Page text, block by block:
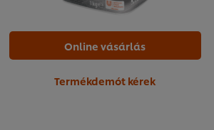
Online vásárlás
Termékdemót kérek